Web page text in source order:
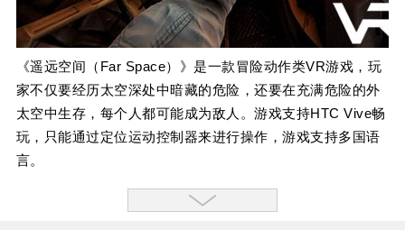
《遥远空间（Far Space）》是一款冒险动作类VR游戏，玩
家不仅要经历太空深处中暗藏的危险，还要在充满危险的外
太空中生存，每个人都可能成为敌人。游戏支持HTC Vive畅
玩，只能通过定位运动控制器来进行操作，游戏支持多国语
言。